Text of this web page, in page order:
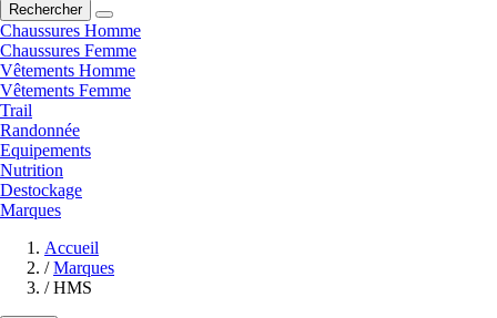
Rechercher
Chaussures Homme
Chaussures Femme
Vêtements Homme
Vêtements Femme
Trail
Randonnée
Equipements
Nutrition
Destockage
Marques
Accueil
/ Marques
/ HMS